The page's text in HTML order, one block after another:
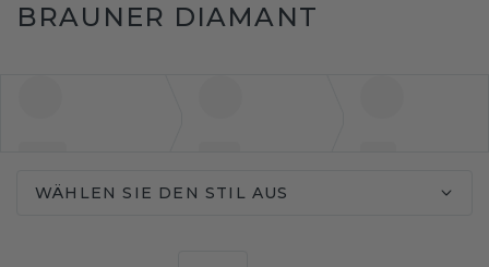
BRAUNER DIAMANT
WÄHLEN SIE DEN STIL AUS